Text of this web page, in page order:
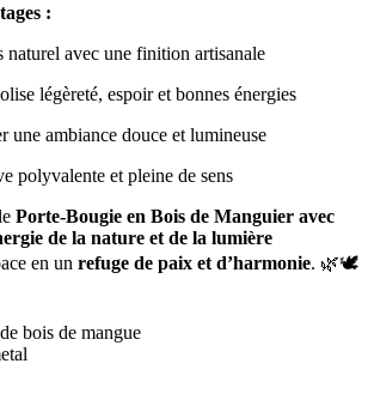
:
naturel avec une finition artisanale
légèreté, espoir et bonnes énergies
une ambiance douce et lumineuse
polyvalente et pleine de sens
Porte-Bougie en Bois de Manguier avec
de la nature et de la lumière
en un refuge de paix et d’harmonie. 🌿🕊️
bois de mangue